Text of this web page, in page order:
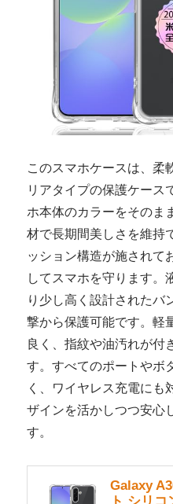
このスマホケースは、柔
リアタイプの保護ケース
ホ本体のカラーをそのま
材で長期間美しさを維持
ッション構造が施されて
してスマホを守ります。
り少し高く設計されたバ
撃から保護可能です。軽
良く、指紋や油汚れが付
す。すべてのポートやボ
く、ワイヤレス充電にも
ザインを活かしつつ安心
す。
Galaxy